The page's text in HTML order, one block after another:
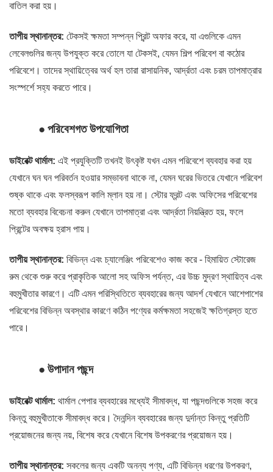
বাতিল করা হয়।
তাপীয় স্থানান্তর: টেকসই ক্ষমতা সম্পন্ন প্রিন্ট অফার করে, যা এগুলিকে এমন
লেবেলগুলির জন্য উপযুক্ত করে তোলে যা টেকসই, যেমন শিল্প পরিবেশ বা কঠোর
পরিবেশে। তাদের স্থায়িত্বের অর্থ হল তারা রাসায়নিক, আর্দ্রতা এবং চরম তাপমাত্রার
সংস্পর্শে সহ্য করতে পারে।
● পরিবেশগত উপযোগিতা
ডাইরেক্ট থার্মাল: এই প্রযুক্তিটি তখনই উৎকৃষ্ট যখন এমন পরিবেশে ব্যবহার করা হয়
যেখানে ঘন ঘন পরিবর্তন হওয়ার সম্ভাবনা থাকে না, যেমন ঘরের ভিতরে যেখানে পরিবেশ
শুষ্ক থাকে এবং ফলস্বরূপ কালি ম্লান হয় না। স্টোর ফ্রন্ট এবং অফিসের পরিবেশের
মতো ব্যবহার বিবেচনা করুন যেখানে তাপমাত্রা এবং আর্দ্রতা নিয়ন্ত্রিত হয়, ফলে
প্রিন্টের অবক্ষয় হ্রাস পায়।
তাপীয় স্থানান্তর: বিভিন্ন এবং চ্যালেঞ্জিং পরিবেশেও কাজ করে - হিমায়িত স্টোরেজ
রুম থেকে শুরু করে প্রাকৃতিক আলো সহ অফিস পর্যন্ত, এর উচ্চ মুদ্রণ স্থায়িত্ব এবং
বহুমুখীতার কারণে। এটি এমন পরিস্থিতিতে ব্যবহারের জন্য আদর্শ যেখানে আশেপাশের
পরিবেশের বিভিন্ন অবস্থার কারণে কঠিন পণ্যের কর্মক্ষমতা সহজেই ক্ষতিগ্রস্ত হতে
পারে।
● উপাদান পছন্দ
ডাইরেক্ট থার্মাল: থার্মাল পেপার ব্যবহারের মধ্যেই সীমাবদ্ধ, যা পছন্দগুলিকে সহজ করে
কিন্তু বহুমুখীতাকে সীমাবদ্ধ করে। দৈনন্দিন ব্যবহারের জন্য দুর্দান্ত কিন্তু প্রতিটি
প্রয়োজনের জন্য নয়, বিশেষ করে যেখানে বিশেষ উপকরণের প্রয়োজন হয়।
তাপীয় স্থানান্তর: সকলের জন্য একটি অনন্য পণ্য, এটি বিভিন্ন ধরণের উপকরণ,